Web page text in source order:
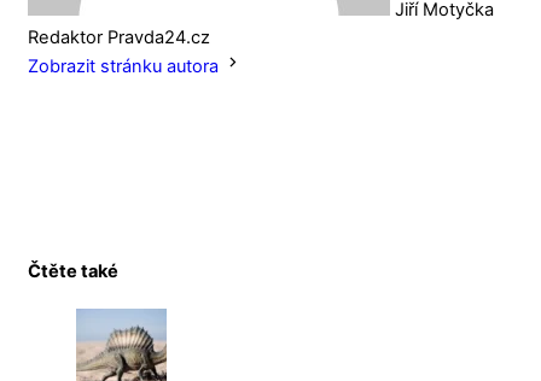
Jiří Motyčka
Redaktor Pravda24.cz
Zobrazit stránku autora
Čtěte také